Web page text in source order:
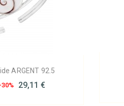
ARGENT 92.5
-30% 29,11 €